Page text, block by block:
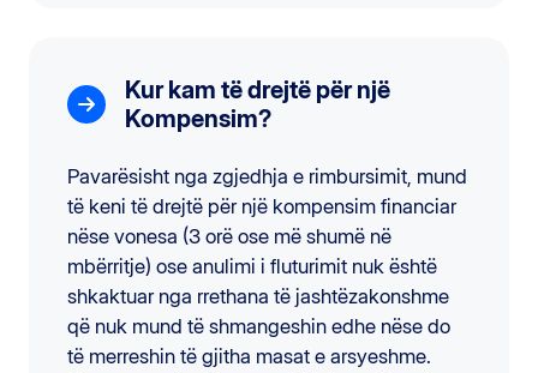
Kur kam të drejtë për një
Kompensim?
Pavarësisht nga zgjedhja e rimbursimit, mund
të keni të drejtë për një kompensim financiar
nëse vonesa (3 orë ose më shumë në
mbërritje) ose anulimi i fluturimit nuk është
shkaktuar nga rrethana të jashtëzakonshme
që nuk mund të shmangeshin edhe nëse do
të merreshin të gjitha masat e arsyeshme.